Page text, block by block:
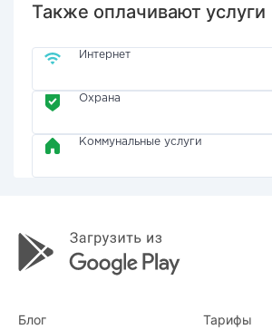
Также оплачивают услуги
Интернет
Охрана
Коммунальные услуги
Блог Тарифы